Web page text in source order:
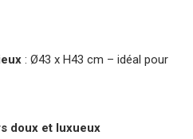
: Ø43 x H43 cm – idéal pour
doux et luxueux